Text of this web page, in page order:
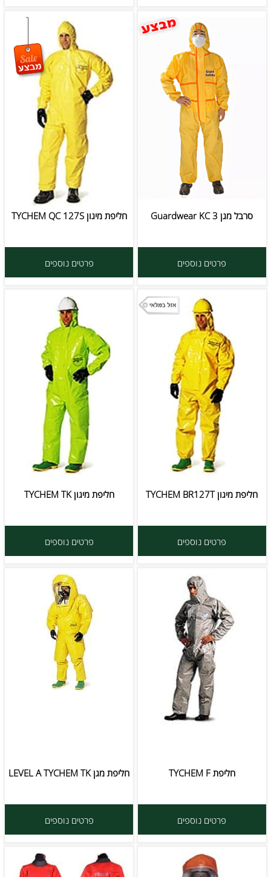
סרבל מגן Guardwear KC 3
פרטים נוספים
חליפת מיגון TYCHEM QC 127S
פרטים נוספים
חליפת מיגון TYCHEM BR127T
פרטים נוספים
חליפת מיגון TYCHEM TK
פרטים נוספים
חליפת TYCHEM F
פרטים נוספים
חליפת מגן LEVEL A TYCHEM TK
פרטים נוספים